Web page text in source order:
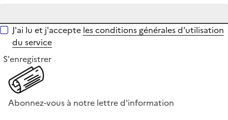
J'ai lu et j'accepte les conditions générales d'utilisation
du service
S'enregistrer
Abonnez-vous à notre lettre d'information